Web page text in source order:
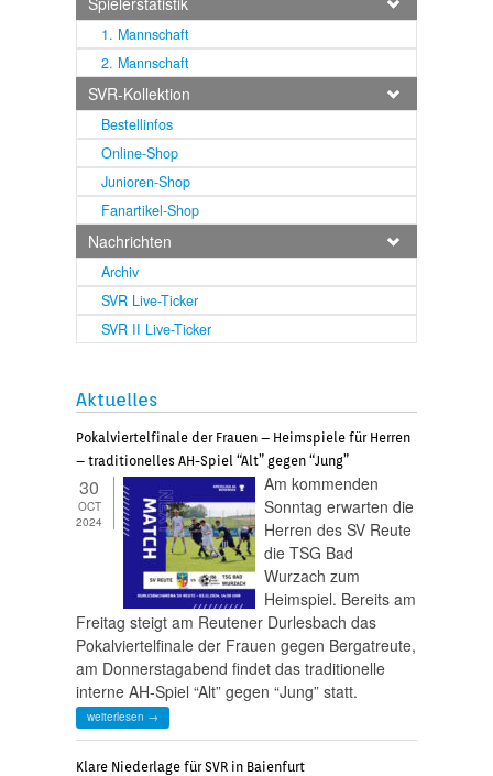
1. Mannschaft
2. Mannschaft
SVR-Kollektion
Bestellinfos
Online-Shop
Junioren-Shop
Fanartikel-Shop
Nachrichten
Archiv
SVR Live-Ticker
SVR II Live-Ticker
Aktuelles
Pokalviertelfinale der Frauen – Heimspiele für Herren
– traditionelles AH-Spiel “Alt” gegen “Jung”
30
OCT
2024
Am kommenden
Sonntag erwarten die
Herren des SV Reute
die TSG Bad
Wurzach zum
Heimspiel. Bereits am
Freitag steigt am Reutener Durlesbach das
Pokalviertelfinale der Frauen gegen Bergatreute,
am Donnerstagabend findet das traditionelle
interne AH-Spiel “Alt” gegen “Jung” statt.
weiterlesen →
Klare Niederlage für SVR in Baienfurt